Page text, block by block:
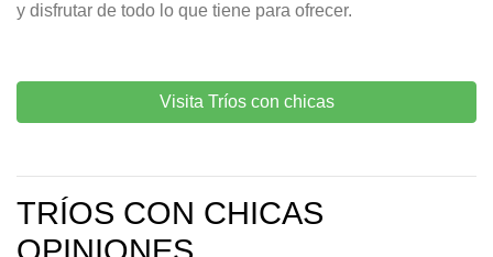
y disfrutar de todo lo que tiene para ofrecer.
Visita Tríos con chicas
TRÍOS CON CHICAS